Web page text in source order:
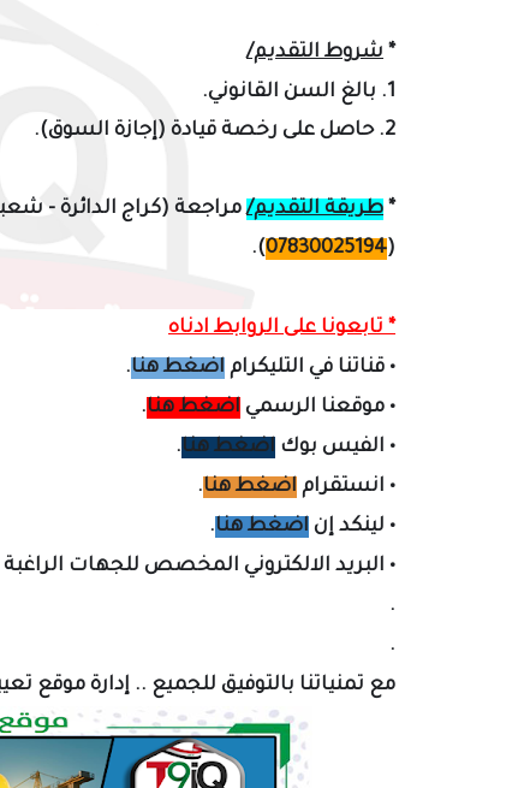
* شروط التقديم/
1. بالغ السن القانوني.
2. حاصل على رخصة قيادة (إجازة السوق).
* طريقة التقديم/مراجعة (كراج الدائرة -
(
07830025194
).
* تابعونا على الروابط ادناه
• قناتنا في التليكرام اضغط هنا.
• موقعنا الرسمي اضغط هنا.
• الفيس بوك اضغط هنا.
• انستقرام اضغط هنا.
• لينكد إن اضغط هنا.
• البريد الالكتروني المخصص للجهات
.
.
مع تمنياتنا بالتوفيق للجميع .. إدارة موقع